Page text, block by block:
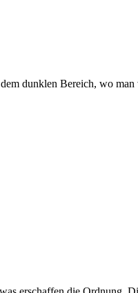
dunklen Bereich, wo